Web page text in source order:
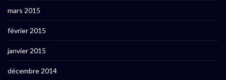
mars 2015
février 2015
janvier 2015
décembre 2014